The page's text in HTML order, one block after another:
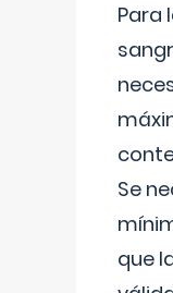
Para
Se
que